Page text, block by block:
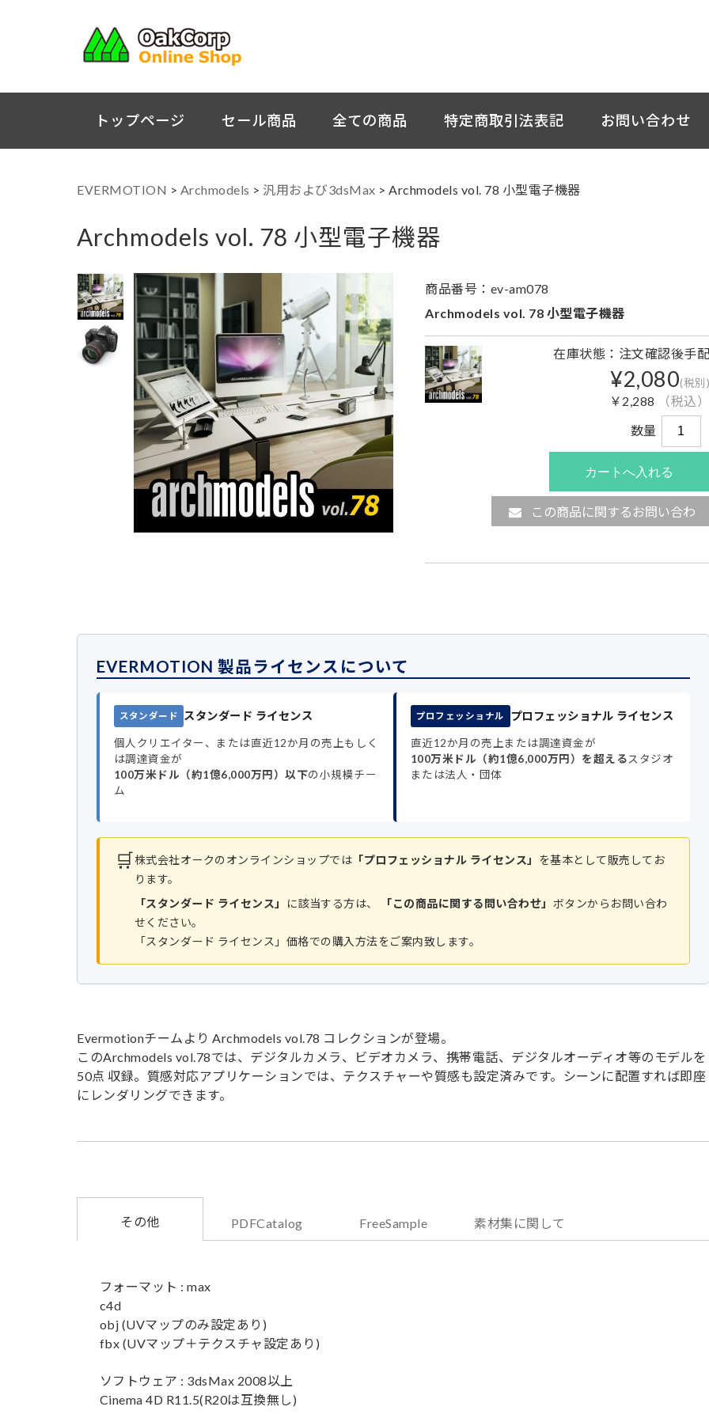
トップページ セール商品 全ての商品 特定商取引法表記 お問い合わせ
EVERMOTION > Archmodels > 汎用および3dsMax > Archmodels vol. 78 小型電子機器
Archmodels vol. 78 小型電子機器
商品番号：ev-am078
Archmodels vol. 78 小型電子機器
在庫状態：注文確認後手配
¥2,080(税別)
￥2,288
（税込）
数量
この商品に関するお問い合わ
EVERMOTION 製品ライセンスについて
スタンダード スタンダード ライセンス
個人クリエイター、または直近12か月の売上もしく
は調達資金が
100万米ドル（約1億6,000万円）以下の小規模チー
ム
プロフェッショナル プロフェッショナル ライセンス
直近12か月の売上または調達資金が
100万米ドル（約1億6,000万円）を超えるスタジオ
または法人・団体
🛒株式会社オークのオンラインショップでは 「プロフェッショナル ライセンス」
を基本として販売してお
ります。
「スタンダード ライセンス」
に該当する方は、 「この商品に関する問い合わせ」 ボタンからお問い合わ
せください。
「スタンダード ライセンス」価格での購入方法をご案内致します。
Evermotionチームより Archmodels vol.78 コレクションが登場。
このArchmodels vol.78では、デジタルカメラ、ビデオカメラ、携帯電話、デジタルオーディオ等のモデルを
50点 収録。質感対応アプリケーションでは、テクスチャーや質感も設定済みです。シーンに配置すれば即座
にレンダリングできます。
その他 PDFCatalog FreeSample 素材集に関して
フォーマット : max
c4d
obj (UVマップのみ設定あり)
fbx (UVマップ＋テクスチャ設定あり)
ソフトウェア : 3dsMax 2008以上
Cinema 4D R11.5(R20は互換無し)